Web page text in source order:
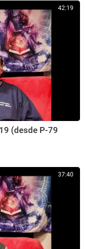
42:19
(desde P-79
37:40